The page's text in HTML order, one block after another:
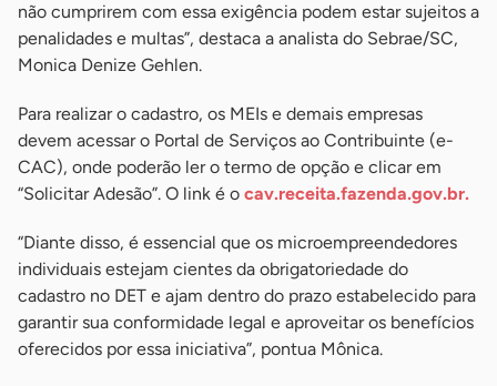
não cumprirem com essa exigência podem estar sujeitos a
penalidades e multas”, destaca a analista do Sebrae/SC,
Monica Denize Gehlen.
Para realizar o cadastro, os MEIs e demais empresas
devem acessar o Portal de Serviços ao Contribuinte (e-
CAC), onde poderão ler o termo de opção e clicar em
“Solicitar Adesão”. O link é o cav.receita.fazenda.gov.br.
“Diante disso, é essencial que os microempreendedores
individuais estejam cientes da obrigatoriedade do
cadastro no DET e ajam dentro do prazo estabelecido para
garantir sua conformidade legal e aproveitar os benefícios
oferecidos por essa iniciativa”, pontua Mônica.